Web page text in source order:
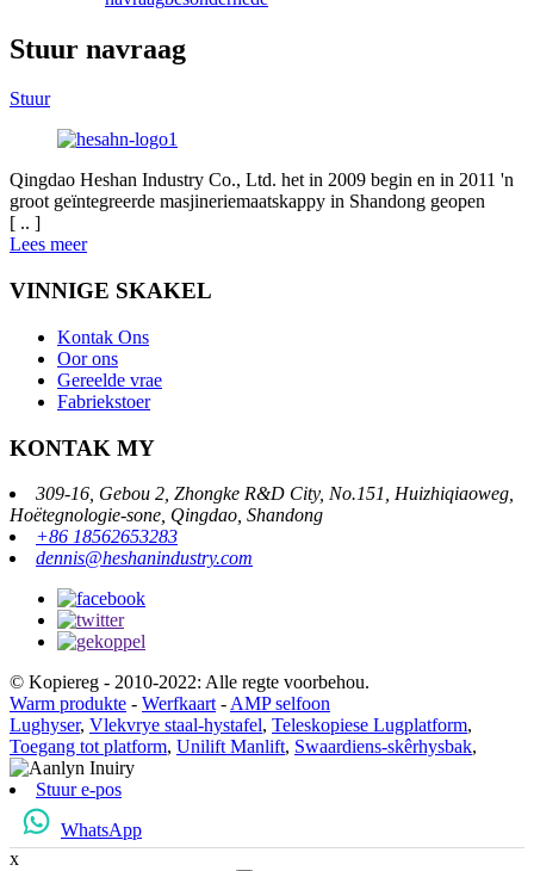
Stuur navraag
Stuur
Qingdao Heshan Industry Co., Ltd. het in 2009 begin en in 2011 'n
groot geïntegreerde masjineriemaatskappy in Shandong geopen
[ .. ]
Lees meer
VINNIGE SKAKEL
Kontak Ons
Oor ons
Gereelde vrae
Fabriekstoer
KONTAK MY
309-16, Gebou 2, Zhongke R&D City, No.151, Huizhiqiaoweg,
Hoëtegnologie-sone, Qingdao, Shandong
+86 18562653283
dennis@heshanindustry.com
© Kopiereg - 2010-2022: Alle regte voorbehou.
Warm produkte - Werfkaart - AMP selfoon
Lughyser, Vlekvrye staal-hystafel, Teleskopiese Lugplatform,
Toegang tot platform, Unilift Manlift, Swaardiens-skêrhysbak,
Stuur e-pos
WhatsApp
x